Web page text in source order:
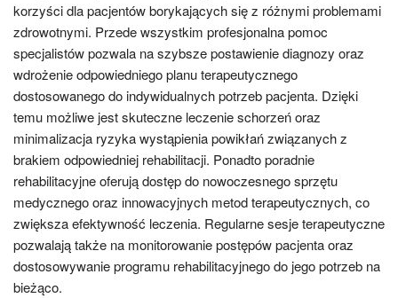
korzyści dla pacjentów borykających się z różnymi problemami
zdrowotnymi. Przede wszystkim profesjonalna pomoc
specjalistów pozwala na szybsze postawienie diagnozy oraz
wdrożenie odpowiedniego planu terapeutycznego
dostosowanego do indywidualnych potrzeb pacjenta. Dzięki
temu możliwe jest skuteczne leczenie schorzeń oraz
minimalizacja ryzyka wystąpienia powikłań związanych z
brakiem odpowiedniej rehabilitacji. Ponadto poradnie
rehabilitacyjne oferują dostęp do nowoczesnego sprzętu
medycznego oraz innowacyjnych metod terapeutycznych, co
zwiększa efektywność leczenia. Regularne sesje terapeutyczne
pozwalają także na monitorowanie postępów pacjenta oraz
dostosowywanie programu rehabilitacyjnego do jego potrzeb na
bieżąco.